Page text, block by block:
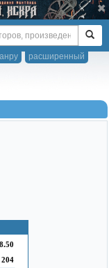
расширенный
8.50
204